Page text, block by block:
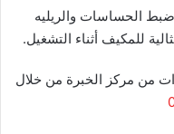
الحساسات والريليه
للمكيف أثناء التشغيل.
من مركز الخبرة من خلال